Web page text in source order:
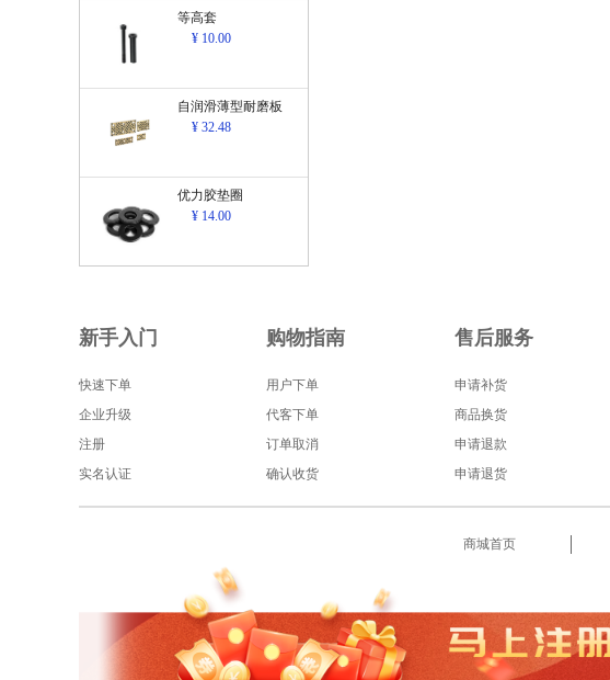
等高套
¥ 10.00
自润滑薄型耐磨板
¥ 32.48
优力胶垫圈
¥ 14.00
新手入门
快速下单
企业升级
注册
实名认证
购物指南
用户下单
代客下单
订单取消
确认收货
售后服务
申请补货
商品换货
申请退款
申请退货
商城首页